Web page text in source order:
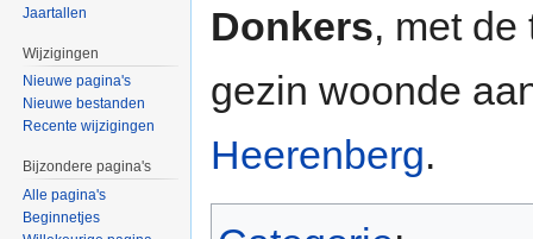
Donkers, met de
gezin woonde
Heerenberg.
Jaartallen
Wijzigingen
Nieuwe pagina's
Nieuwe bestanden
Recente wijzigingen
Bijzondere pagina's
Alle pagina's
Beginnetjes